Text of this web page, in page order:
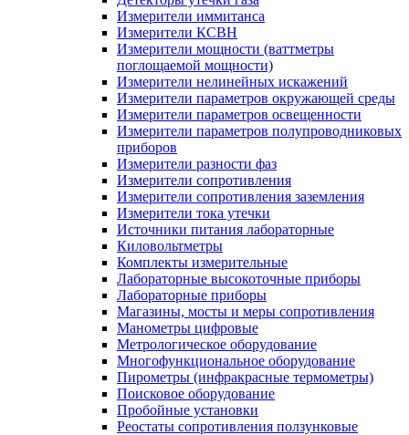
Измерители иммитанса
Измерители КСВН
Измерители мощности (ваттметры
поглощаемой мощности)
Измерители нелинейных искажений
Измерители параметров окружающей среды
Измерители параметров освещенности
Измерители параметров полупроводниковых
приборов
Измерители разности фаз
Измерители сопротивления
Измерители сопротивления заземления
Измерители тока утечки
Источники питания лабораторные
Киловольтметры
Комплекты измерительные
Лабораторные высокоточные приборы
Лабораторные приборы
Магазины, мосты и меры сопротивления
Манометры цифровые
Метрологическое оборудование
Многофункциональное оборудование
Пирометры (инфракрасные термометры)
Поисковое оборудование
Пробойные установки
Реостаты сопротивления ползунковые